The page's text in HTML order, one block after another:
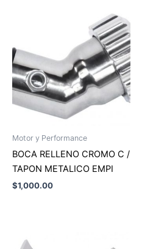
Motor y Performance
BOCA RELLENO CROMO C /
TAPON METALICO EMPI
$1,000.00